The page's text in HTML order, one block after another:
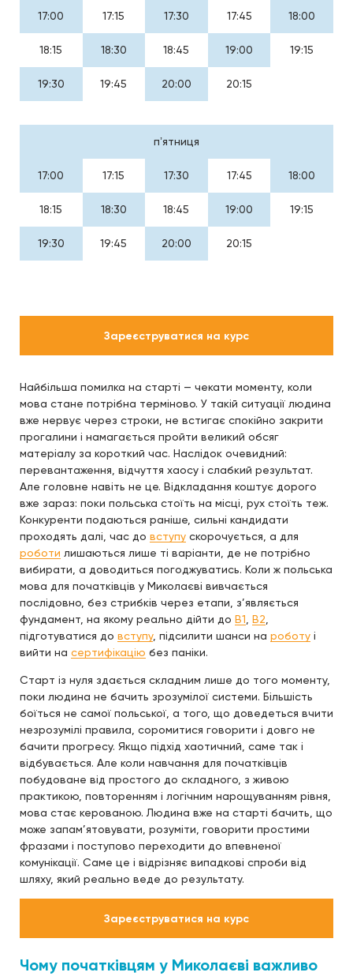
17:00 17:15 17:30 17:45 18:00
18:15 18:30 18:45 19:00 19:15
19:30 19:45 20:00 20:15
пʼятниця
17:00 17:15 17:30 17:45 18:00
18:15 18:30 18:45 19:00 19:15
19:30 19:45 20:00 20:15
Зареєструватися на курс
Найбільша помилка на старті — чекати моменту, коли
мова стане потрібна терміново. У такій ситуації людина
вже нервує через строки, не встигає спокійно закрити
прогалини і намагається пройти великий обсяг
матеріалу за короткий час. Наслідок очевидний:
перевантаження, відчуття хаосу і слабкий результат.
Але головне навіть не це. Відкладання коштує дорого
вже зараз: поки польська стоїть на місці, рух стоїть теж.
Конкуренти подаються раніше, сильні кандидати
проходять далі, час до вступу скорочується, а для
роботи лишаються лише ті варіанти, де не потрібно
вибирати, а доводиться погоджуватись. Коли ж польська
мова для початківців у Миколаєві вивчається
послідовно, без стрибків через етапи, з’являється
фундамент, на якому реально дійти до B1 B2
підготуватися до вступу, підсилити шанси на роботу і
вийти на сертифікацію без паніки.
Старт із нуля здається складним лише до того моменту,
поки людина не бачить зрозумілої системи. Більшість
боїться не самої польської, а того, що доведеться вчити
незрозумілі правила, соромитися говорити і довго не
бачити прогресу. Якщо підхід хаотичний, саме так і
відбувається. Але коли навчання для початківців
побудоване від простого до складного, з живою
практикою, повторенням і логічним нарощуванням рівня,
мова стає керованою. Людина вже на старті бачить, що
може запам’ятовувати, розуміти, говорити простими
фразами і поступово переходити до впевненої
комунікації. Саме це і відрізняє випадкові спроби від
шляху, який реально веде до результату.
Зареєструватися на курс
Чому початківцям у Миколаєві важливо